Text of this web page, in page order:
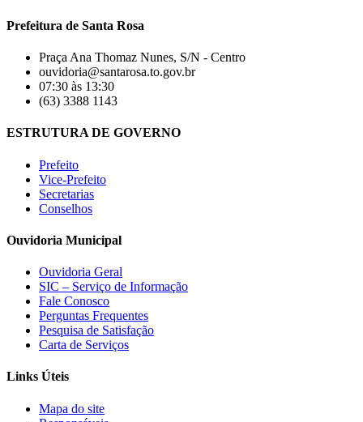
Prefeitura de Santa Rosa
Praça Ana Thomaz Nunes, S/N - Centro
ouvidoria@santarosa.to.gov.br
07:30 às 13:30
(63) 3388 1143
ESTRUTURA DE GOVERNO
Prefeito
Vice-Prefeito
Secretarias
Conselhos
Ouvidoria Municipal
Ouvidoria Geral
SIC – Serviço de Informação
Fale Conosco
Perguntas Frequentes
Pesquisa de Satisfação
Carta de Serviços
Links Úteis
Mapa do site